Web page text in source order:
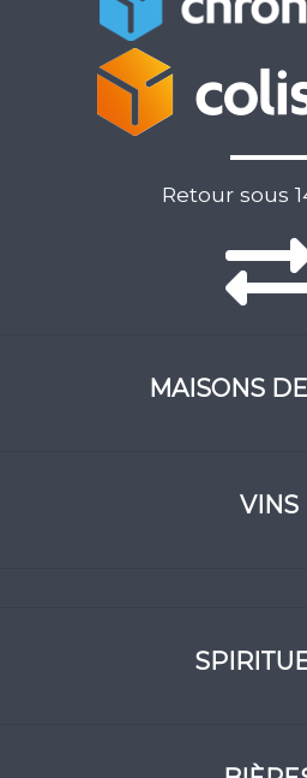
Retour sous
MAISONS
VINS